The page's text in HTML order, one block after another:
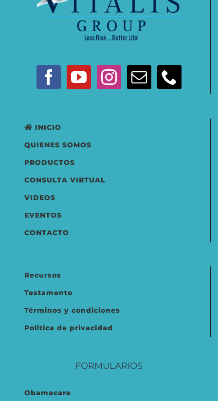
INICIO
QUIENES SOMOS
PRODUCTOS
CONSULTA VIRTUAL
VIDEOS
EVENTOS
CONTACTO
Recursos
Testamento
Términos y condiciones
Politica de privacidad
FORMULARIOS
Obamacare